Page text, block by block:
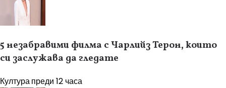
5 незабравими филма с Чарлийз Терон, които
си заслужава да гледате
Културапреди 12 часа